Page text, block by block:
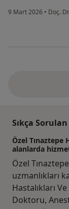
9 Mart 2026 • Doç.
Sıkça
Özel Tınaztepe
alanlarda
Özel
uzmanlıkları
Hastalıkları
Doktoru,